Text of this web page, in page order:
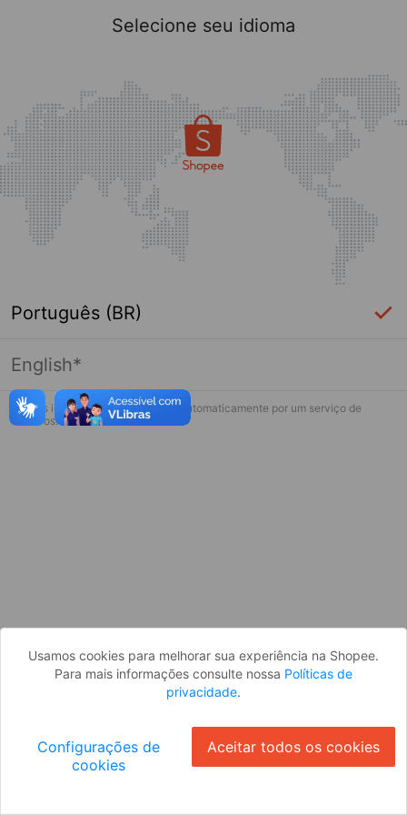
Página indisponível
Desculpe, algo deu errado. Faça login
Selecione seu idioma
Português (BR)
English*
* Esses idiomas serão traduzidos automaticamente por um serviço de
terceiros.
Usamos cookies para melhorar sua experiência na Shopee.
Para mais informações consulte nossa Políticas de
privacidade.
Configurações de
cookies
Aceitar todos os cookies